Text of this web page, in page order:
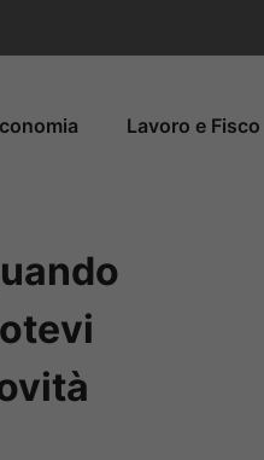
Lavoro e Fisco